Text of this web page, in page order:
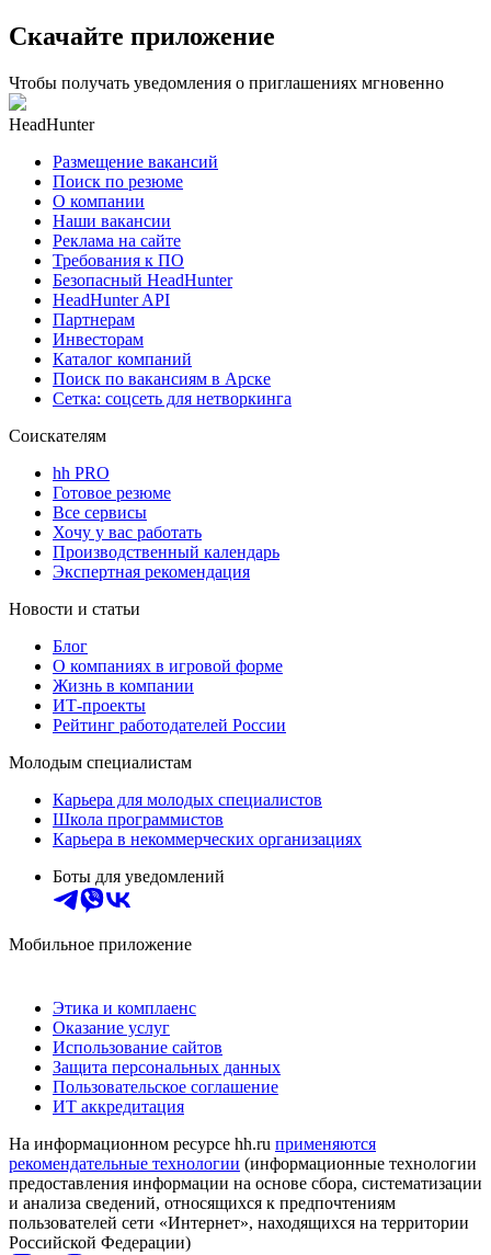
Скачайте приложение
Чтобы получать уведомления о приглашениях мгновенно
HeadHunter
Размещение вакансий
Поиск по резюме
О компании
Наши вакансии
Реклама на сайте
Требования к ПО
Безопасный HeadHunter
HeadHunter API
Партнерам
Инвесторам
Каталог компаний
Поиск по вакансиям в Арске
Сетка: соцсеть для нетворкинга
Соискателям
hh PRO
Готовое резюме
Все сервисы
Хочу у вас работать
Производственный календарь
Экспертная рекомендация
Новости и статьи
Блог
О компаниях в игровой форме
Жизнь в компании
ИТ-проекты
Рейтинг работодателей России
Молодым специалистам
Карьера для молодых специалистов
Школа программистов
Карьера в некоммерческих организациях
Боты для уведомлений
Мобильное приложение
Этика и комплаенс
Оказание услуг
Использование сайтов
Защита персональных данных
Пользовательское соглашение
ИТ аккредитация
На информационном ресурсе hh.ru применяются
рекомендательные технологии (информационные технологии
предоставления информации на основе сбора, систематизации
и анализа сведений, относящихся к предпочтениям
пользователей сети «Интернет», находящихся на территории
Российской Федерации)